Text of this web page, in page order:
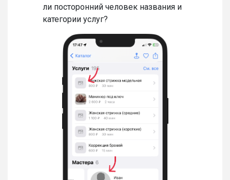
ли посторонний человек названия и
категории услуг?